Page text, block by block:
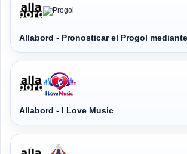
Allabord - Pronosticar el Progol
Allabord - I Love Music